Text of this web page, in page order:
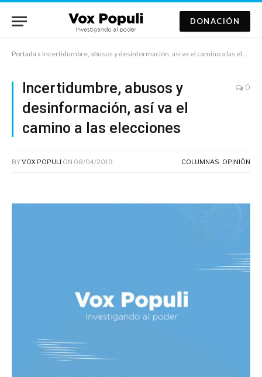
DONACIÓN
Portada » Incertidumbre, abusos y desinformación, así va el camino a las elecciones
Incertidumbre, abusos y
desinformación, así va el
camino a las elecciones
0
BYVOX POPULI ON 08/04/2019 COLUMNAS, OPINIÓN